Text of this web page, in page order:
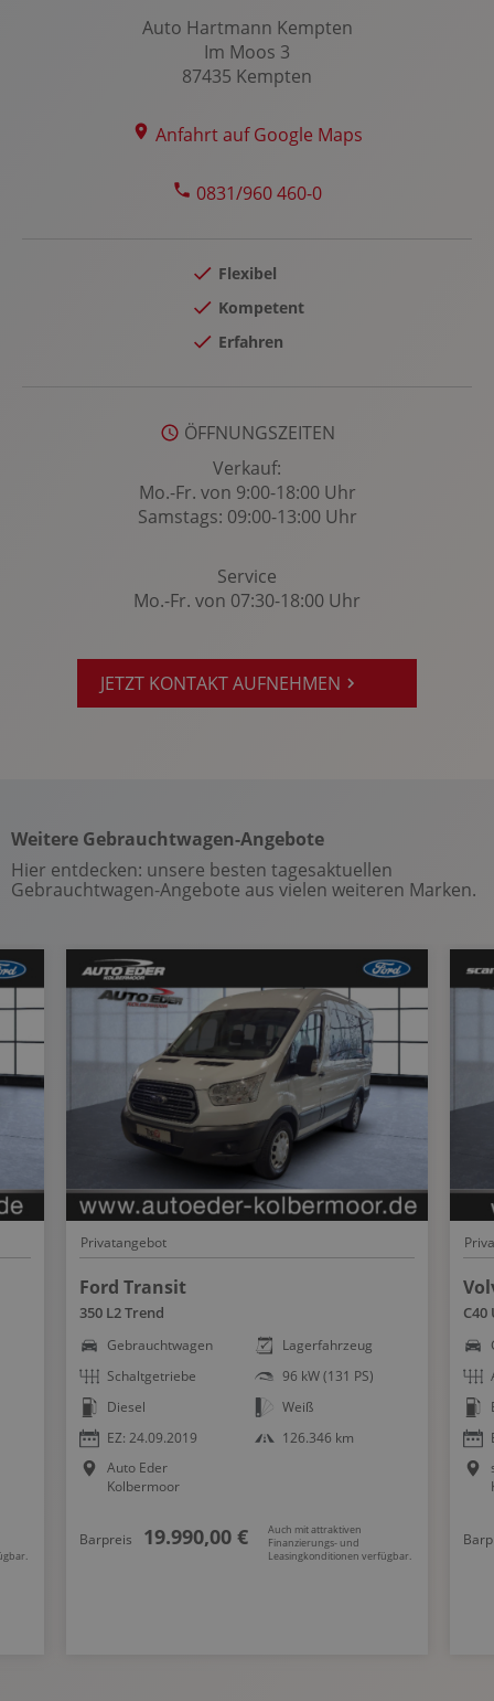
Kollisionswarnung
Kopfairbag vorn und hinten
Kopfstützen vorn und hinten
Laderaumabdeckung
LED-Scheinwerfer
Multi-Funktions-Display
Multifunktions-Lederlenkrad
MyKey Schlüsselsystem
Notbremsassistent
Power KeyFree-Startfunktion
Radio
Rücksitze klapp- und teilbar
Seitenairbag vorn
Sitzheizung vorn u. hinten
Sonnenblende
Spracheingabesystem
Spurhalteassistent
Spurwechselassistent
Start-Stopp System
Stauassistent
Totwinkel-Assistent
USB Anschluss
Verkehrszeichenerkennung
Wegfahrsperre
Winterpaket
WLAN Hotspot
Zentralver. mit Fernbedienung
Auto Hartmann Kempten
Im Moos 3
87435 Kempten
Anfahrt auf Google Maps
0831/960 460-0
Flexibel
Kompetent
Erfahren
ÖFFNUNGSZEITEN
Verkauf:
Mo.-Fr. von 9:00-18:00 Uhr
Samstags: 09:00-13:00 Uhr
Service
Mo.-Fr. von 07:30-18:00 Uhr
JETZT KONTAKT AUFNEHMEN
Weitere Gebrauchtwagen-Angebote
Hier entdecken: unsere besten tagesaktuellen
Gebrauchtwagen-Angebote aus vielen weiteren Marken.
Privatangebot
Ford Transit
350 L2 Trend
Gebrauchtwagen
Schaltgetriebe
Diesel
EZ: 24.09.2019
Auto Eder
Kolbermoor
Lagerfahrzeug
96 kW (131 PS)
Weiß
126.346 km
Barpreis 19.990,00 €
Auch mit attraktiven
Finanzierungs- und
Leasingkonditionen verfügbar.